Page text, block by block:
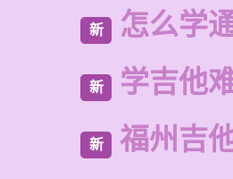
新 怎么学
新 学吉他
新 福州吉